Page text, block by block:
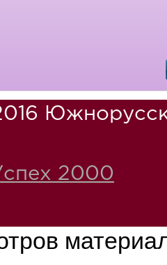
2000